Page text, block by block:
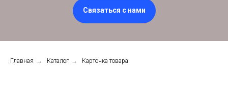
Связаться с нами
Главная → Каталог → Карточка товара